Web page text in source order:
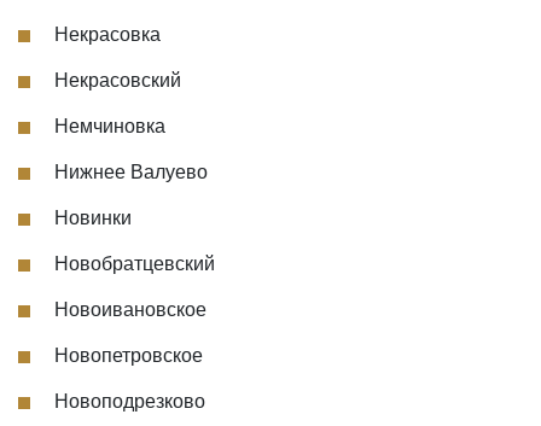
Некрасовка
Некрасовский
Немчиновка
Нижнее Валуево
Новинки
Новобратцевский
Новоивановское
Новопетровское
Новоподрезково